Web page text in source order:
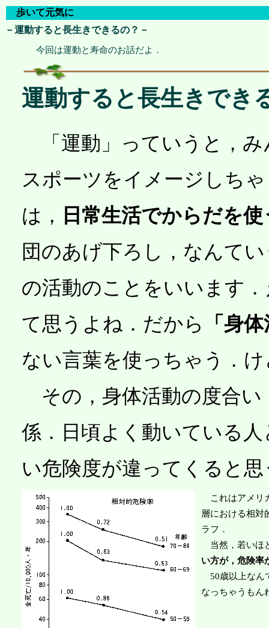
歩いて元気に
－運動すると長生きできるの？－
今回は運動と寿命のお話だよ．
運動すると長生きでき
「運動」っていうと，み
スポーツをイメージしち
は，
日常生活でからだを
団のあげ下ろし，なんて
の活動のことをいいます
て思うよね．だから
「身
ない言葉を使っちゃう．
その，身体活動の度合い
係．日頃よく動いている
い危険度が違ってくると思
これはアメリ
層における相対
ラフ．
当然，若いほ
い方が，危険率
50歳以上なん
なっちゃうもん